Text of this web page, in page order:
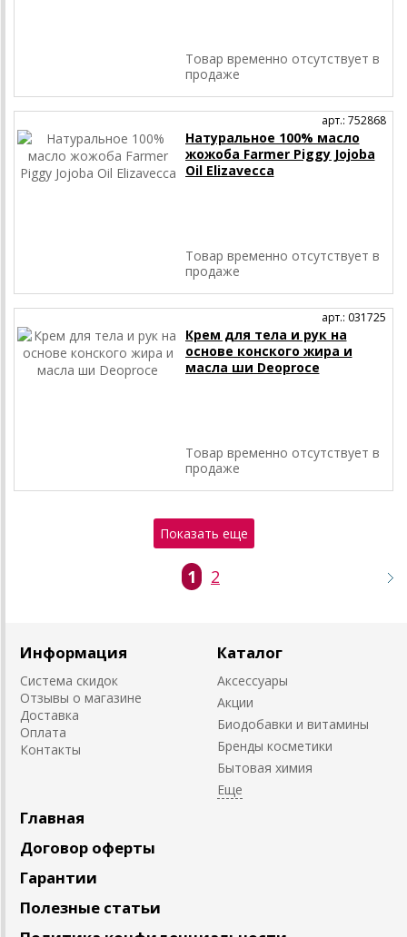
Товар временно отсутствует в
продаже
арт.: 752868
Натуральное 100% масло
жожоба Farmer Piggy Jojoba
Oil Elizavecca
Товар временно отсутствует в
продаже
арт.: 031725
Крем для тела и рук на
основе конского жира и
масла ши Deoproce
Товар временно отсутствует в
продаже
Показать еще
1 2
Информация
Система скидок
Отзывы о магазине
Доставка
Оплата
Контакты
Каталог
Аксессуары
Акции
Биодобавки и витамины
Бренды косметики
Бытовая химия
Главная
Договор оферты
Гарантии
Полезные статьи